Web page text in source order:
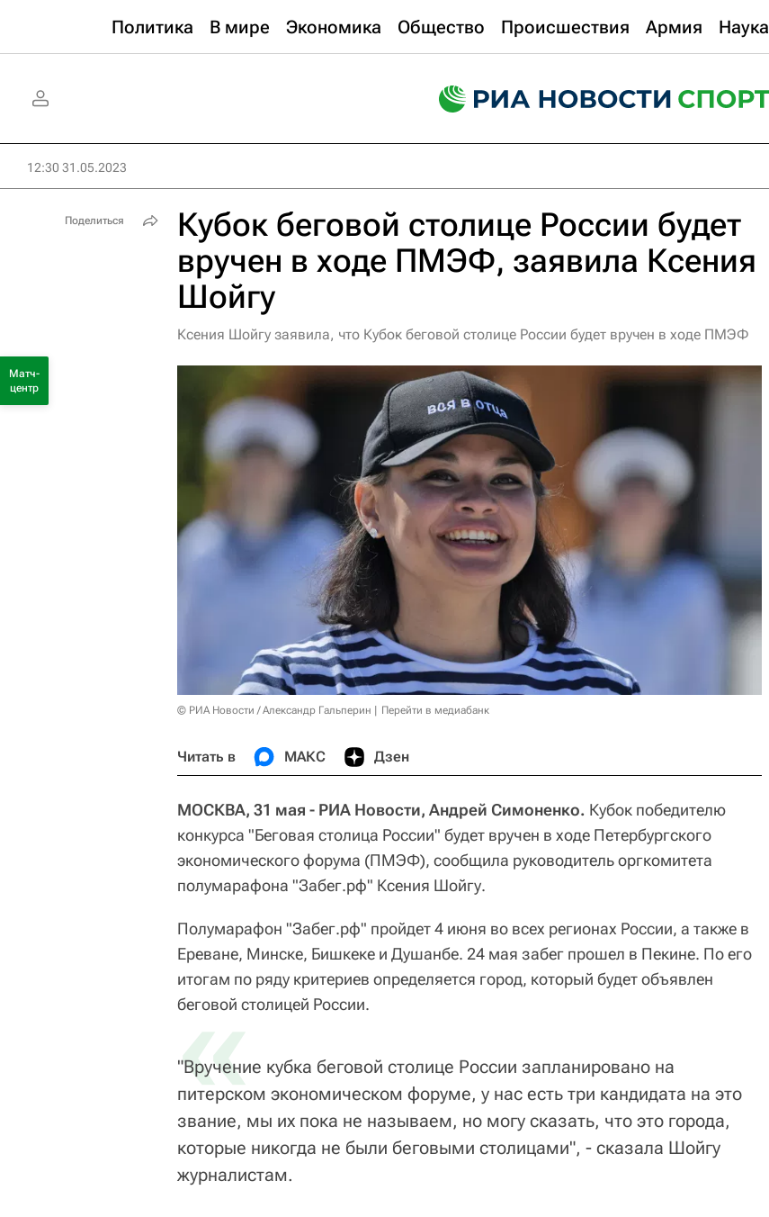
Политика В мире Экономика Общество Происшествия Армия Наука
12:30 31.05.2023
Кубок беговой столице России будет
вручен в ходе ПМЭФ, заявила Ксения
Шойгу
Ксения Шойгу заявила, что Кубок беговой столице России будет вручен в ходе ПМЭФ
© РИА Новости / Александр Гальперин Перейти в медиабанк
Читать в МАКС Дзен
МОСКВА, 31 мая - РИА Новости, Андрей Симоненко. Кубок победителю
конкурса "Беговая столица России" будет вручен в ходе Петербургского
экономического форума (ПМЭФ), сообщила руководитель оргкомитета
полумарафона "Забег.рф" Ксения Шойгу.
Полумарафон "Забег.рф" пройдет 4 июня во всех регионах России, а также в
Ереване, Минске, Бишкеке и Душанбе. 24 мая забег прошел в Пекине. По его
итогам по ряду критериев определяется город, который будет объявлен
беговой столицей России.
«
"Вручение кубка беговой столице России запланировано на
питерском экономическом форуме, у нас есть три кандидата на это
звание, мы их пока не называем, но могу сказать, что это города,
которые никогда не были беговыми столицами", - сказала Шойгу
журналистам.
Поделиться
Матч-
центр